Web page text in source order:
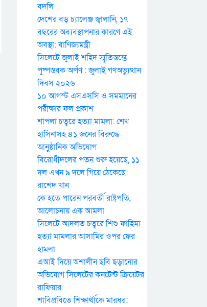
বদলি
দেশের বড় চ্যালেঞ্জ জ্বালানি, ১৭
বছরের অব্যবস্থাপনার কারণে এই
অবস্থা: বাণিজ্যমন্ত্রী
সিলেটে জুলাই শহিদ স্মৃতিস্তম্ভে
পুষ্পস্তবক অর্পণ : জুলাই গণঅভ্যুত্থান
দিবস ২০২৬
১০ আগস্ট এসএসসি ও সমমানের
পরীক্ষার ফল প্রকাশ
শাপলা চত্বরে হত্যা মামলা: শেখ
হাসিনাসহ ৪১ জনের বিরুদ্ধে
আনুষ্ঠানিক অভিযোগ
বিরোধীদলের পতন শুরু হয়েছে, ১১
দল এখন ৯ দলে গিয়ে ঠেকেছে:
রাশেদ খান
কে হতে পারেন পরবর্তী রাষ্ট্রপতি,
আলোচনায় এক আমলা
সিলেটে আদলত চত্বরে শিশু ফাহিমা
হত্যা মামলার আসামির ওপর ফের
হামলা
এআই দিয়ে অশালীন ছবি ছড়ানোর
অভিযোগ সিলেটের কনটেন্ট ক্রিয়েটর
রাফিয়ার
শাবিপ্রবিতে শিক্ষার্থীকে মারধর: